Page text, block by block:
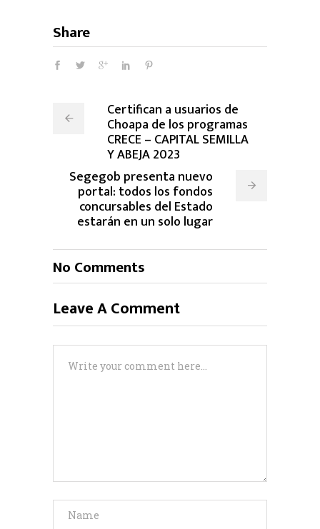
Share
Certifican a usuarios de
Choapa de los programas
CRECE – CAPITAL SEMILLA
Y ABEJA 2023
Segegob presenta nuevo
portal: todos los fondos
concursables del Estado
estarán en un solo lugar
No Comments
Leave A Comment